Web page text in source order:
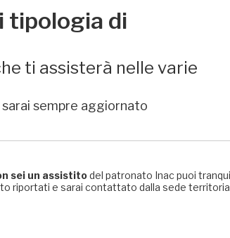
tipologia di
ti assisterà nelle varie
sempre aggiornato
sei un assistitodel patronato Inac puoi
riportati e sarai contattato dalla sede